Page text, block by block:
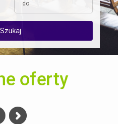
oferty